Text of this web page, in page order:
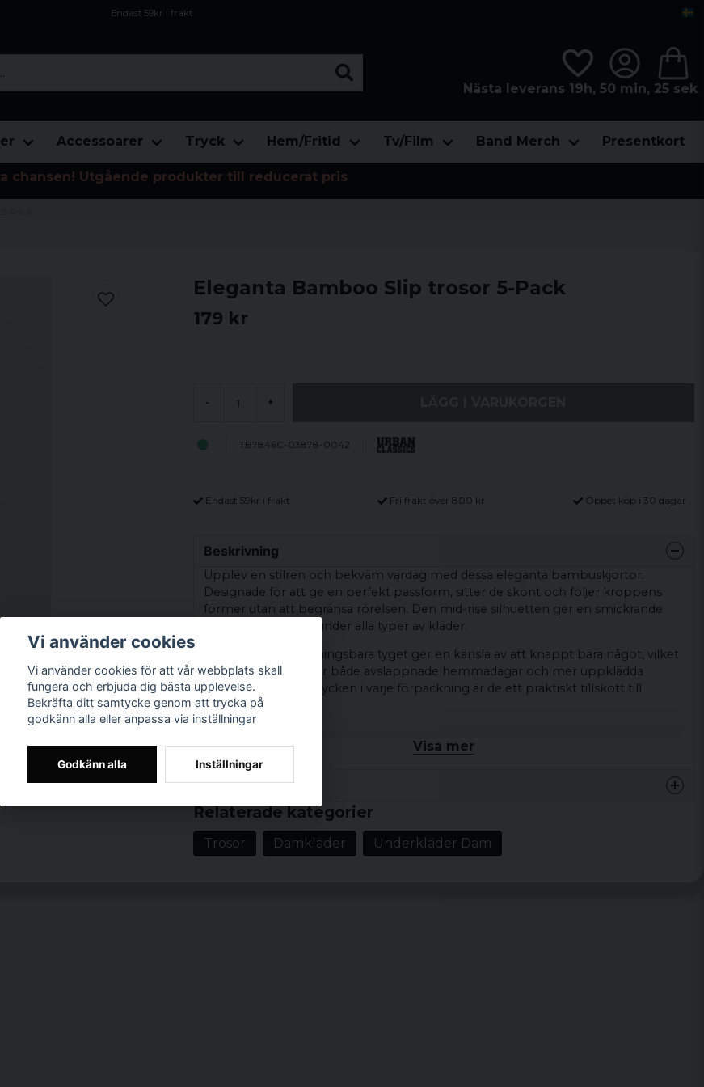
Endast 59kr i frakt
Nästa leverans 19h, 50 min, 25 sek
Accessoarer Tryck Hem/Fritid Tv/Film Band Merch Presentkort
chansen! Utgående produkter till reducerat pris
Eleganta Bamboo Slip trosor 5-Pack
179 kr
- +
TB7846C-03878-0042
Endast 59kr i frakt Fri frakt över 800 kr Öppet köp i 30 dagar
Beskrivning
Upplev en stilren och bekväm vardag med dessa eleganta bambuskjortor.
Designade för att ge en perfekt passform, sitter de skönt och följer kroppens
former utan att begränsa rörelsen. Den mid-rise silhuetten ger en smickrande
look som fungerar under alla typer av kläder.
Det mjuka och andningsbara tyget ger en känsla av att knappt bära något, vilket
gör dem idealiska för både avslappnade hemmadagar och mer uppklädda
tillfällen. Med fem stycken i varje förpackning är de ett praktiskt tillskott till
garderoben.
Vikt: 160 gsm
Passform: Regular fit
Mid-rise silhuett
Antal i förpackning: 5 stycken
Visa mer
Prishistorik
Relaterade kategorier
Trosor Damkläder Underkläder Dam
Vi använder cookies
Vi använder cookies för att vår webbplats skall
fungera och erbjuda dig bästa upplevelse.
Bekräfta ditt samtycke genom att trycka på
godkänn alla eller anpassa via inställningar
Godkänn alla Inställningar